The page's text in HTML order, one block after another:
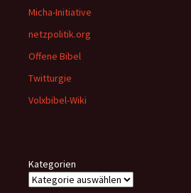
Micha-Initiative
netzpolitik.org
Offene Bibel
Twitturgie
Volxbibel-Wiki
Kategorien